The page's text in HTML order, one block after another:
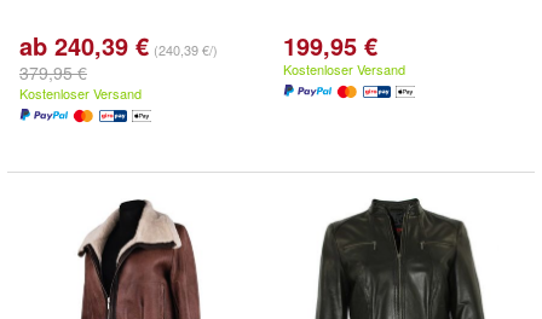
ab 240,39 € (240,39 €/)
379,95 €
Kostenloser Versand
199,95 €
Kostenloser Versand